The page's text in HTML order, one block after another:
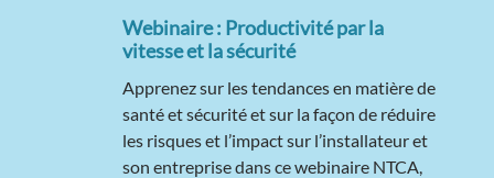
Webinaire : Productivité par la
vitesse et la sécurité
Apprenez sur les tendances en matière de
santé et sécurité et sur la façon de réduire
les risques et l’impact sur l’installateur et
son entreprise dans ce webinaire NTCA,